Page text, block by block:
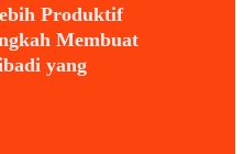
Produktif
Membuat
yang